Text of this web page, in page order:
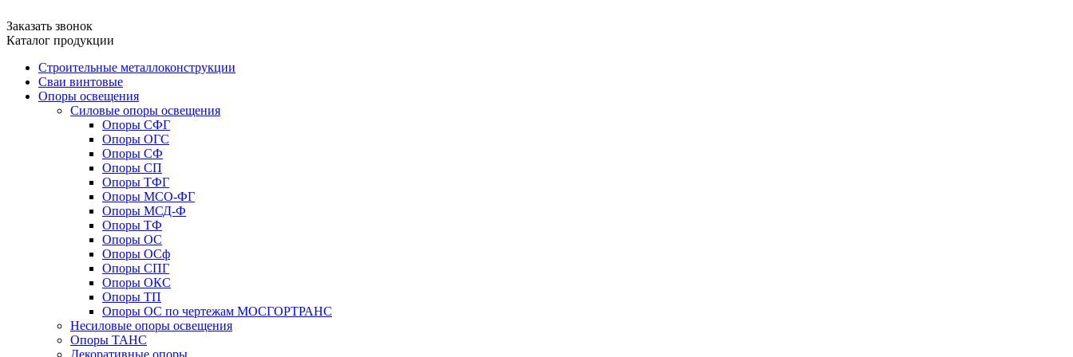
Заказать звонок
Каталог продукции
Строительные металлоконструкции
Сваи винтовые
Опоры освещения
Силовые опоры освещения
Опоры СФГ
Опоры ОГС
Опоры СФ
Опоры СП
Опоры ТФГ
Опоры МСО-ФГ
Опоры МСД-Ф
Опоры ТФ
Опоры ОС
Опоры ОСф
Опоры СПГ
Опоры ОКС
Опоры ТП
Опоры ОС по чертежам МОСГОРТРАНС
Несиловые опоры освещения
Опоры ТАНС
Декоративные опоры